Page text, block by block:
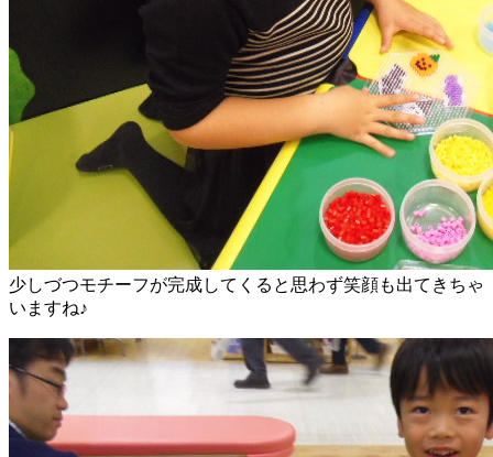
少しづつモチーフが完成してくると思わず笑顔も出てきちゃ
いますね♪